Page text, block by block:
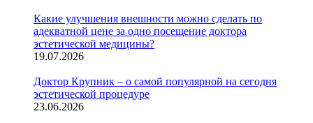
Какие улучшения внешности можно сделать по
адекватной цене за одно посещение доктора
эстетической медицины?
19.07.2026
Доктор Крупник – о самой популярной на сегодня
эстетической процедуре
23.06.2026